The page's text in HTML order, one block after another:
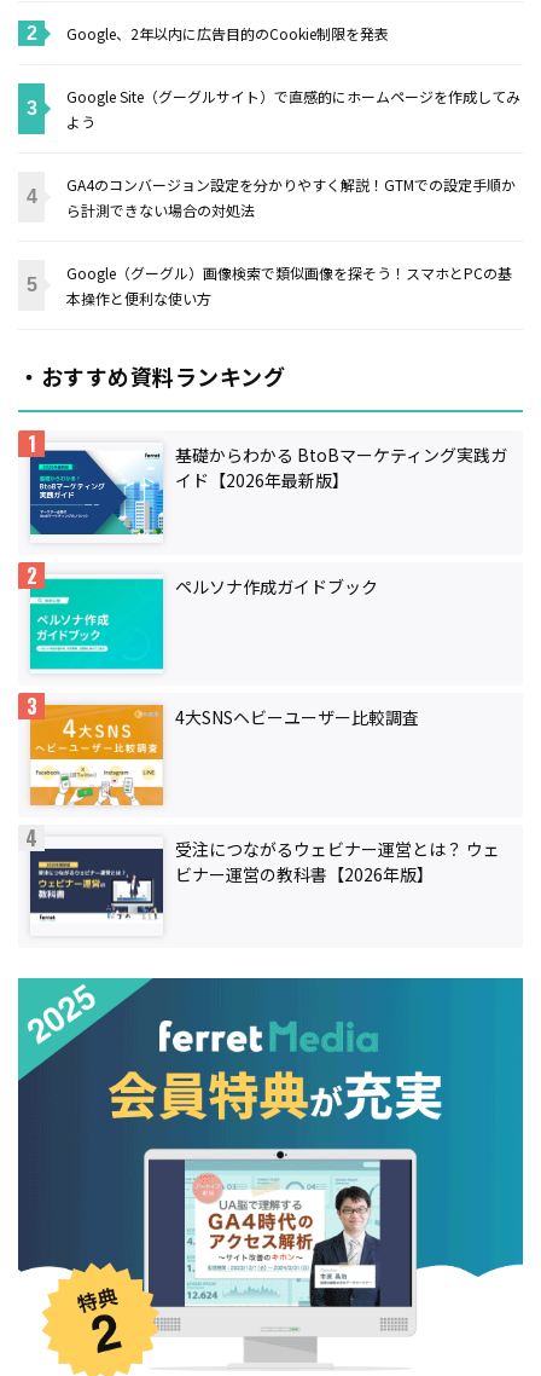
Google、2年以内に広告目的のCookie制限を発表
Google Site（グーグルサイト）で直感的にホームページを作成してみ
よう
GA4のコンバージョン設定を分かりやすく解説！GTMでの設定手順か
ら計測できない場合の対処法
Google（グーグル）画像検索で類似画像を探そう！スマホとPCの基
本操作と便利な使い方
・おすすめ資料ランキング
基礎からわかる BtoBマーケティング実践ガ
イド【2026年最新版】
ペルソナ作成ガイドブック
4大SNSヘビーユーザー比較調査
受注につながるウェビナー運営とは？ ウェ
ビナー運営の教科書【2026年版】